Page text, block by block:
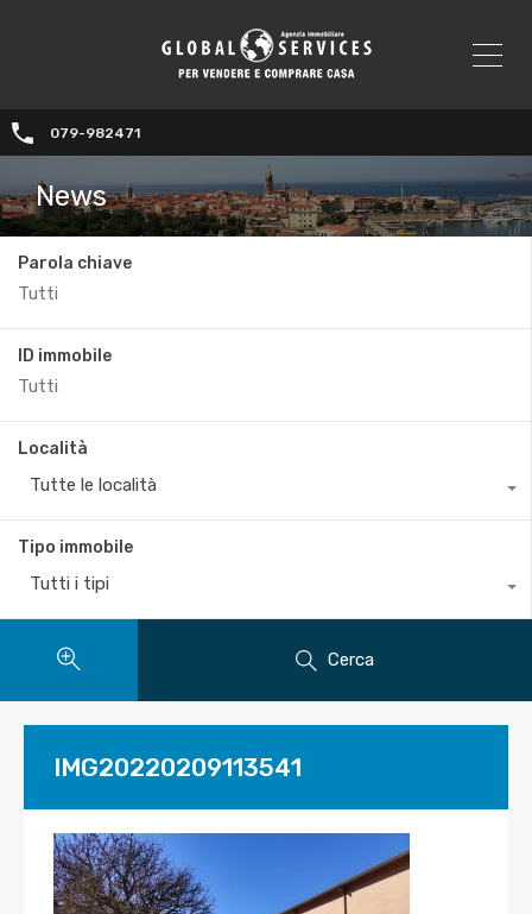
079-982471
News
Parola chiave
ID immobile
Località
Tutte le località
Tipo immobile
Tutti i tipi
Cerca
IMG20220209113541